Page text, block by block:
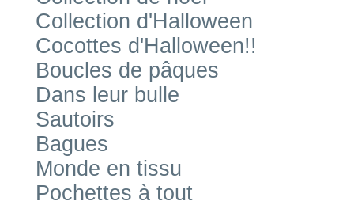
Collection d'Halloween
Cocottes d'Halloween!!
Boucles de pâques
Dans leur bulle
Sautoirs
Bagues
Monde en tissu
Pochettes à tout